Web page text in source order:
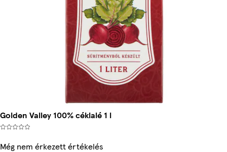
Golden Valley 100% céklalé 1 l
Még nem érkezett értékelés